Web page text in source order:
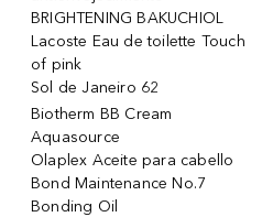
BRIGHTENING BAKUCHIOL
Lacoste Eau de toilette Touch
of pink
Sol de Janeiro 62
Biotherm BB Cream
Aquasource
Olaplex Aceite para cabello
Bond Maintenance No.7
Bonding Oil